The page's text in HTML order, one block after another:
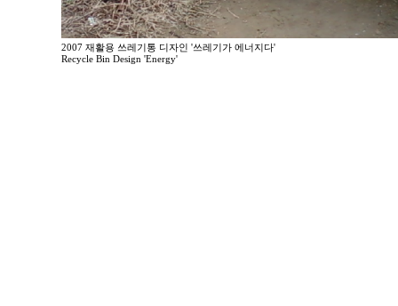
2007 재활용 쓰레기통 디자인 '쓰레기가 에너지다'
Recycle Bin Design 'Energy'